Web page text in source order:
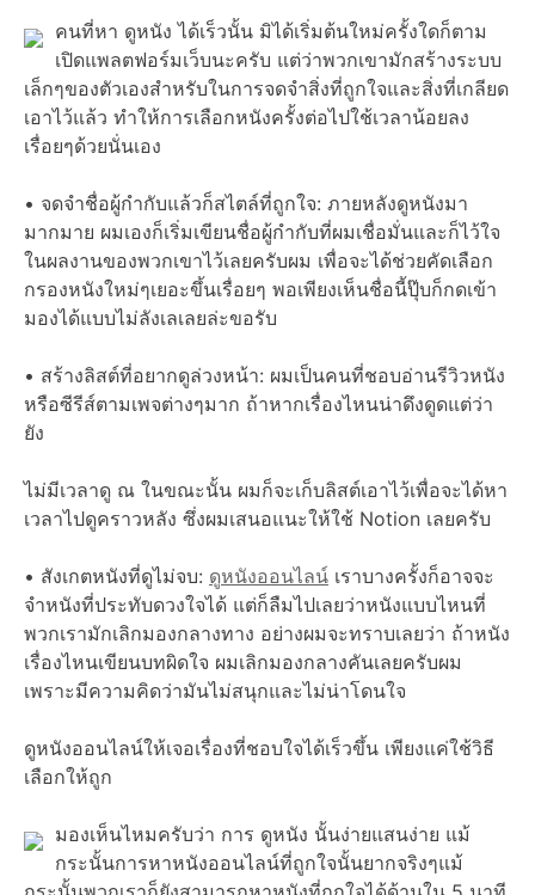
คนที่หา ดูหนัง ได้เร็วนั้น มิได้เริ่มต้นใหม่ครั้งใดก็ตาม
เปิดแพลตฟอร์มเว็บนะครับ แต่ว่าพวกเขามักสร้างระบบ
เล็กๆของตัวเองสำหรับในการจดจำสิ่งที่ถูกใจและสิ่งที่เกลียด
เอาไว้แล้ว ทำให้การเลือกหนังครั้งต่อไปใช้เวลาน้อยลง
เรื่อยๆด้วยนั่นเอง
• จดจำชื่อผู้กำกับแล้วก็สไตล์ที่ถูกใจ: ภายหลังดูหนังมา
มากมาย ผมเองก็เริ่มเขียนชื่อผู้กำกับที่ผมเชื่อมั่นและก็ไว้ใจ
ในผลงานของพวกเขาไว้เลยครับผม เพื่อจะได้ช่วยคัดเลือก
กรองหนังใหม่ๆเยอะขึ้นเรื่อยๆ พอเพียงเห็นชื่อนี้ปุ๊บก็กดเข้า
มองได้แบบไม่ลังเลเลยล่ะขอรับ
• สร้างลิสต์ที่อยากดูล่วงหน้า: ผมเป็นคนที่ชอบอ่านรีวิวหนัง
หรือซีรีส์ตามเพจต่างๆมาก ถ้าหากเรื่องไหนน่าดึงดูดแต่ว่า
ยัง
ไม่มีเวลาดู ณ ในขณะนั้น ผมก็จะเก็บลิสต์เอาไว้เพื่อจะได้หา
เวลาไปดูคราวหลัง ซึ่งผมเสนอแนะให้ใช้ Notion เลยครับ
• สังเกตหนังที่ดูไม่จบ: ดูหนังออนไลน์ เราบางครั้งก็อาจจะ
จำหนังที่ประทับดวงใจได้ แต่ก็ลืมไปเลยว่าหนังแบบไหนที่
พวกเรามักเลิกมองกลางทาง อย่างผมจะทราบเลยว่า ถ้าหนัง
เรื่องไหนเขียนบทผิดใจ ผมเลิกมองกลางคันเลยครับผม
เพราะมีความคิดว่ามันไม่สนุกและไม่น่าโดนใจ
ดูหนังออนไลน์ให้เจอเรื่องที่ชอบใจได้เร็วขึ้น เพียงแค่ใช้วิธี
เลือกให้ถูก
มองเห็นไหมครับว่า การ ดูหนัง นั้นง่ายแสนง่าย แม้
กระนั้นการหาหนังออนไลน์ที่ถูกใจนั้นยากจริงๆแม้